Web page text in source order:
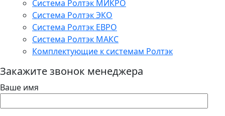
Система Ролтэк МИКРО
Система Ролтэк ЭКО
Система Ролтэк ЕВРО
Система Ролтэк МАКС
Комплектующие к системам Ролтэк
Закажите звонок менеджера
Ваше имя